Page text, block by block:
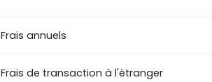
Frais annuels
Frais de transaction à l'étranger